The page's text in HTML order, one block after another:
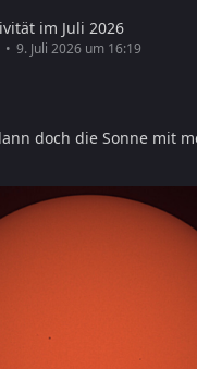
im Juli 2026
9. Juli 2026 um 16:19
doch die Sonne mit